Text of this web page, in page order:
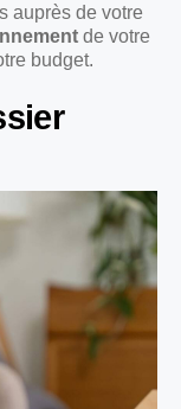
auprès de votre
de votre
budget.